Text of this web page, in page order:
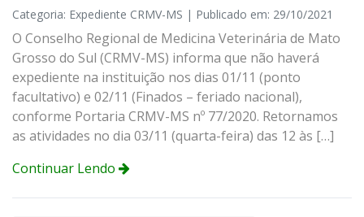
Categoria: Expediente CRMV-MS | Publicado em: 29/10/2021
O Conselho Regional de Medicina Veterinária de Mato
Grosso do Sul (CRMV-MS) informa que não haverá
expediente na instituição nos dias 01/11 (ponto
facultativo) e 02/11 (Finados – feriado nacional),
conforme Portaria CRMV-MS nº 77/2020. Retornamos
as atividades no dia 03/11 (quarta-feira) das 12 às […]
Continuar Lendo